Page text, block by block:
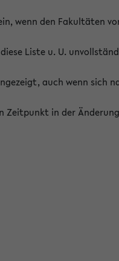
wenn den Fakultäten
Liste u. U.
auch wenn sich
in der